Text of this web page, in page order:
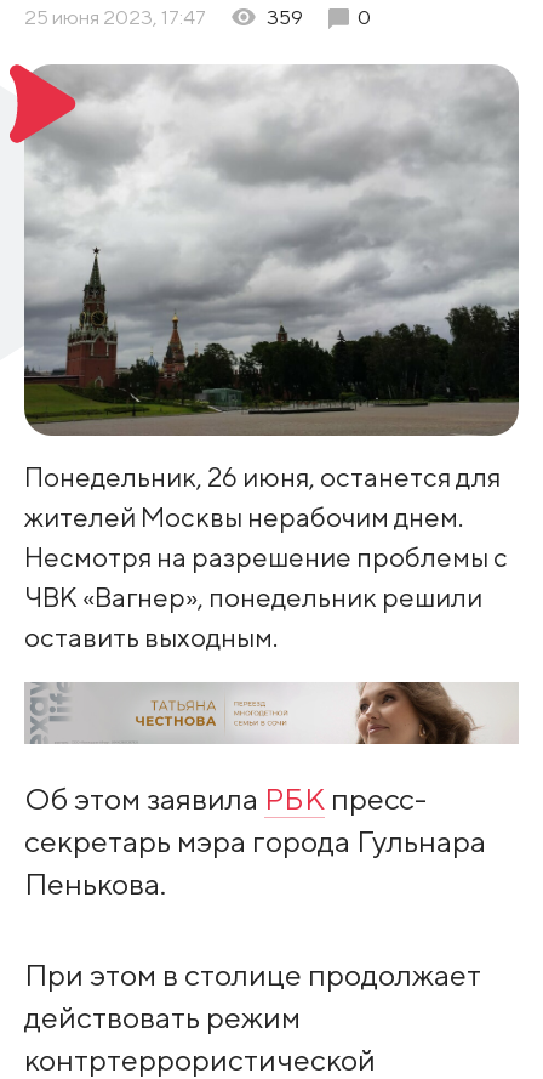
25 июня 2023, 17:47 359 0
Понедельник, 26 июня, останется для
жителей Москвы нерабочим днем.
Несмотря на разрешение проблемы с
ЧВК «Вагнер», понедельник решили
оставить выходным.
Об этом заявила РБКпресс-
секретарь мэра города Гульнара
Пенькова.
При этом в столице продолжает
действовать режим
контртеррористической